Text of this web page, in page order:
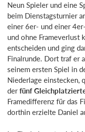
Neun Spieler und eine
beim Dienstagsturnier
einer 6er- und einer
und ohne Frameverlust
entscheiden und ging
Finalrunde. Dort traf er
seinem ersten Spiel in
Niederlage einstecken,
derfünf
Framedifferenz für das
dorthin erzielte Daniel